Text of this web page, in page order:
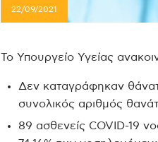
22/09/2021
Το Υπουργείο Υγείας
Δεν καταγράφηκαν
συνολικός αριθμός
89 ασθενείς COVID-19